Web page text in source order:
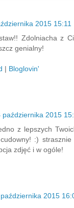
2015 15:11
Zdolniacha z
genialny!
| Bloglovin'
października 2015
z lepszych
:)
zdjęć i w ogóle!
2015